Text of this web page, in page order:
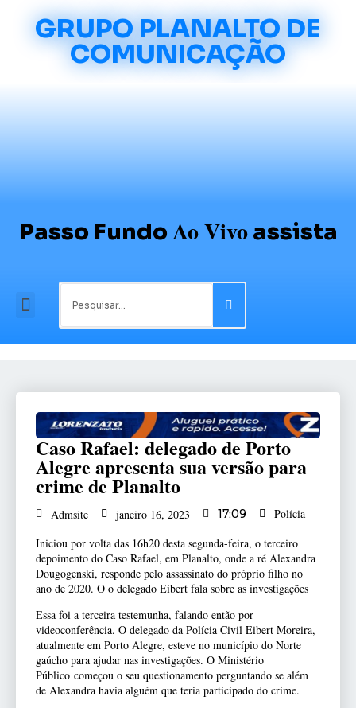
GRUPO PLANALTO DE
COMUNICAÇÃO
Passo Fundo Ao Vivo assista
Caso Rafael: delegado de Porto
Alegre apresenta sua versão para
crime de Planalto
Admsite janeiro 16, 2023 17:09
Polícia
Iniciou por volta das 16h20 desta segunda-feira, o terceiro
depoimento do Caso Rafael, em Planalto, onde a ré Alexandra
Dougogenski, responde pelo assassinato do próprio filho no
ano de 2020. O o delegado Eibert fala sobre as investigações
Essa foi a terceira testemunha, falando então por
videoconferência. O delegado da Polícia Civil Eibert Moreira,
atualmente em Porto Alegre, esteve no município do Norte
gaúcho para ajudar nas investigações. O Ministério
Público começou o seu questionamento perguntando se além
de Alexandra havia alguém que teria participado do crime.